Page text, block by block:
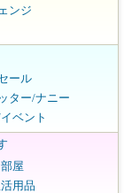
ンジ
ール
ター/ナニー
ベント
屋
用品